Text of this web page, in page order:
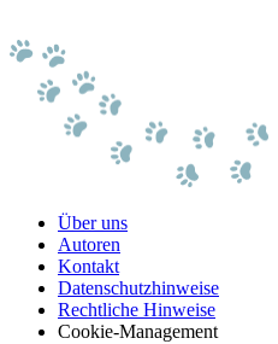
Über uns
Autoren
Kontakt
Datenschutzhinweise
Rechtliche Hinweise
Cookie-Management